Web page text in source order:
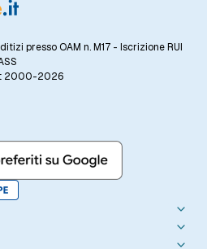
presso OAM n. M17 - Iscrizione RUI
2000-2026